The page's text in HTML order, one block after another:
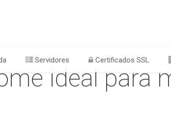
Servidores Certificados SSL
ideal para